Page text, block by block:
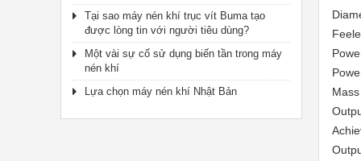
Tại sao máy nén khí trục vít Buma tạo
được lòng tin với người tiêu dùng?
Một vài sự cố sử dụng biến tần trong máy
nén khí
Lựa chọn máy nén khí Nhật Bản